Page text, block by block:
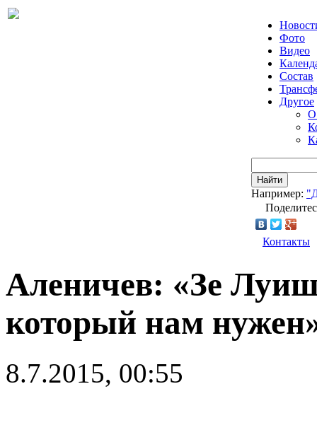
Фото
Видео
Состав
Другое
О
Найти
Например:
Контакты
Аленичев: «Зе
который нам
8.7.2015, 00:55